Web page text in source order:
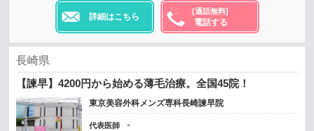
詳細はこちら
[通話無料]
電話する
長崎県
【諫早】4200円から始める薄毛治療。全国45院！
東京美容外科メンズ専科長崎諫早院
代表医師 -